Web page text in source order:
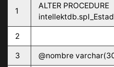
1
ALTER PROCEDURE
2
3 @nombre